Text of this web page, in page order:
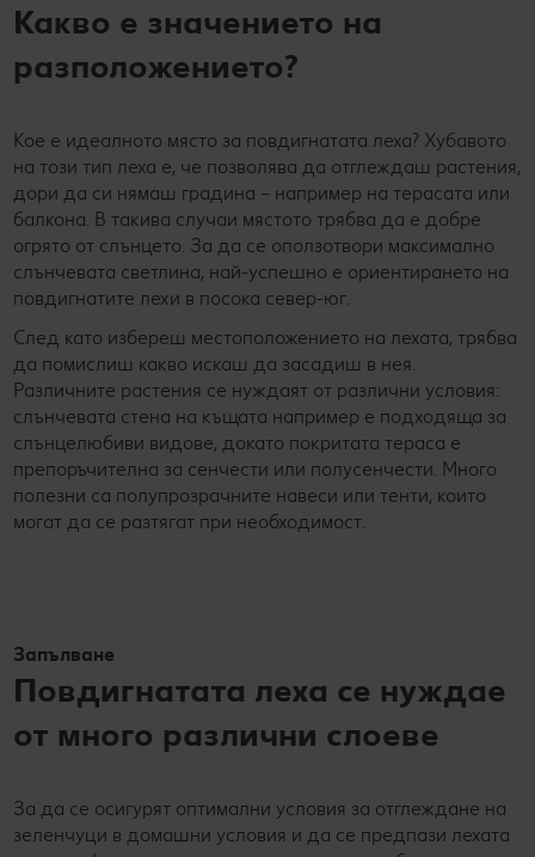
Какво е значението на
разположението?
Кое е идеалното място за повдигнатата леха? Хубавото
на този тип леха е, че позволява да отглеждаш растения,
дори да си нямаш градина – например на терасата или
балкона. В такива случаи мястото трябва да е добре
огрято от слънцето. За да се оползотвори максимално
слънчевата светлина, най-успешно е ориентирането на
повдигнатите лехи в посока север-юг.
След като избереш местоположението на лехата, трябва
да помислиш какво искаш да засадиш в нея.
Различните растения се нуждаят от различни условия:
слънчевата стена на къщата например е подходяща за
слънцелюбиви видове, докато покритата тераса е
препоръчителна за сенчести или полусенчести. Много
полезни са полупрозрачните навеси или тенти, които
могат да се разтягат при необходимост.
Запълване
Повдигнатата леха се нуждае
от много различни слоеве
За да се осигурят оптимални условия за отглеждане на
зеленчуци в домашни условия и да се предпази лехата